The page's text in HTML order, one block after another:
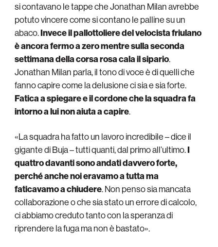
si contavano le tappe che Jonathan Milan avrebbe
potuto vincere come si contano le palline su un
abaco.Invece il pallottoliere del velocista friulano
è ancora fermo a zero mentre sulla seconda
settimana della corsa rosa cala il sipario.
Jonathan Milan parla, il tono di voce è di quelli che
fanno capire come la delusione ci sia e sia forte.
Fatica a spiegare e il cordone che la squadra fa
intorno a lui non aiuta a capire.
«La squadra ha fatto un lavoro incredibile – dice il
gigante di Buja – tutti quanti, dal primo all’ultimo.I
quattro davanti sono andati davvero forte,
perché anche noi eravamo a tutta ma
faticavamo a chiudere. Non penso sia mancata
collaborazione o che sia stato un errore di calcolo,
ci abbiamo creduto tanto con la speranza di
riprendere la fuga ma non è bastato».